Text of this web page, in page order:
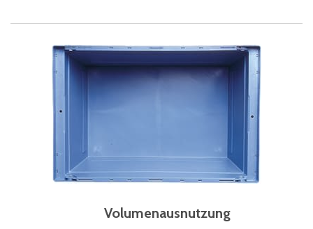
Volumenausnutzung